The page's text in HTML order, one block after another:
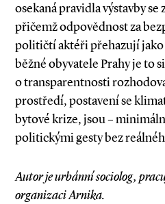
osekaná pravidla výstavby
přičemž odpovědnost za
političtí aktéři přehazují
běžné obyvatele Prahy je to
o transparentnosti
prostředí, postavení se
bytové krize, jsou –
politickými gesty bez
Autor je urbánní sociolog,
organizaci Arnika.